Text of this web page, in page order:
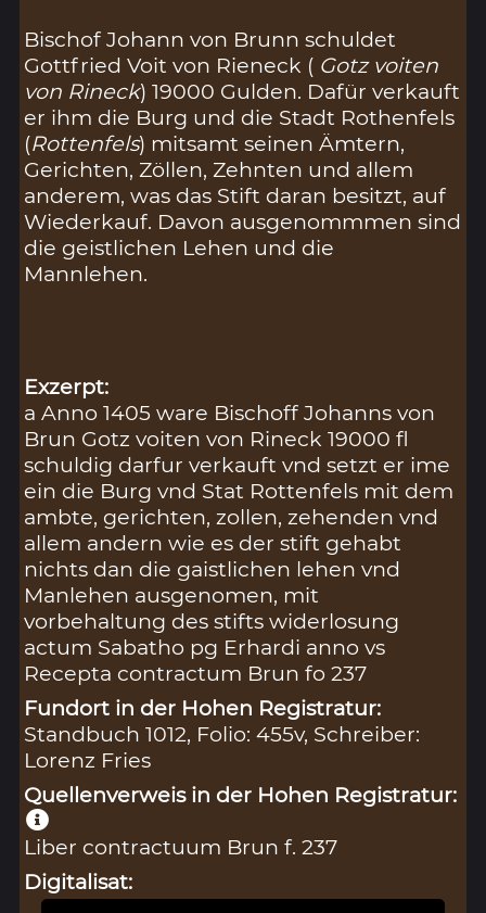
Bischof Johann von Brunn schuldet
Gottfried Voit von Rieneck ( Gotz voiten
von Rineck) 19000 Gulden. Dafür verkauft
er ihm die Burg und die Stadt Rothenfels
(Rottenfels) mitsamt seinen Ämtern,
Gerichten, Zöllen, Zehnten und allem
anderem, was das Stift daran besitzt, auf
Wiederkauf. Davon ausgenommmen sind
die geistlichen Lehen und die
Mannlehen.
Exzerpt:
a Anno 1405 ware Bischoff Johanns von
Brun Gotz voiten von Rineck 19000 fl
schuldig darfur verkauft vnd setzt er ime
ein die Burg vnd Stat Rottenfels mit dem
ambte, gerichten, zollen, zehenden vnd
allem andern wie es der stift gehabt
nichts dan die gaistlichen lehen vnd
Manlehen ausgenomen, mit
vorbehaltung des stifts widerlosung
actum Sabatho pg Erhardi anno vs
Recepta contractum Brun fo 237
Fundort in der Hohen Registratur:
Standbuch 1012, Folio: 455v, Schreiber:
Lorenz Fries
Quellenverweis in der Hohen Registratur:
Liber contractuum Brun f. 237
Digitalisat: